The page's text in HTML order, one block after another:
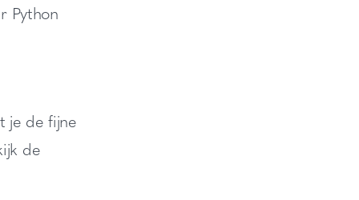
Python
je de fijne
de